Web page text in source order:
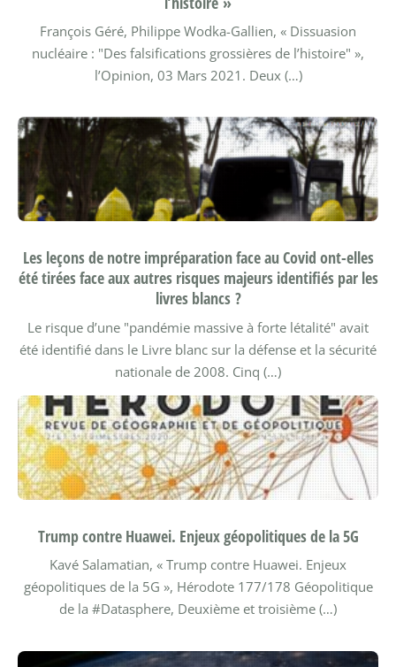
François Géré, Philippe Wodka-Gallien, « Dissuasion
nucléaire : "Des falsifications grossières de l’histoire" »,
l’Opinion, 03 Mars 2021. Deux (…)
Les leçons de notre impréparation face au Covid ont-elles
été tirées face aux autres risques majeurs identifiés par les
livres blancs ?
Le risque d’une "pandémie massive à forte létalité" avait
été identifié dans le Livre blanc sur la défense et la sécurité
nationale de 2008. Cinq (…)
Trump contre Huawei. Enjeux géopolitiques de la 5G
Kavé Salamatian, « Trump contre Huawei. Enjeux
géopolitiques de la 5G », Hérodote 177/178 Géopolitique
de la #Datasphere, Deuxième et troisième (…)